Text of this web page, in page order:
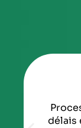
délais